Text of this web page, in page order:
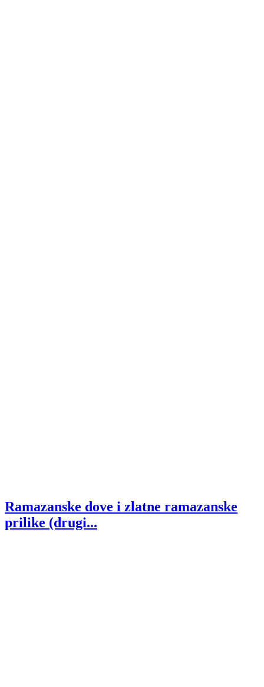
Ramazanske dove i zlatne ramazanske
prilike (drugi...